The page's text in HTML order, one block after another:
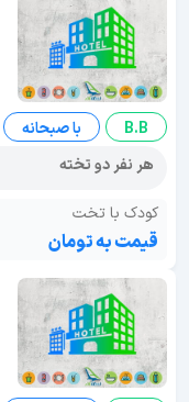
B.B
با صبحانه
هر نفر دو تخته
کودک با تخت
قیمت به تومان